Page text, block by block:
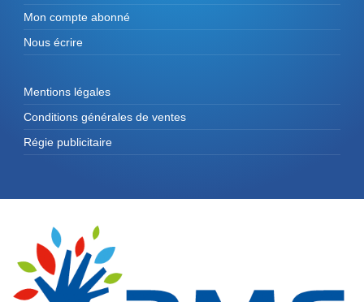
Mon compte abonné
Nous écrire
Mentions légales
Conditions générales de ventes
Régie publicitaire